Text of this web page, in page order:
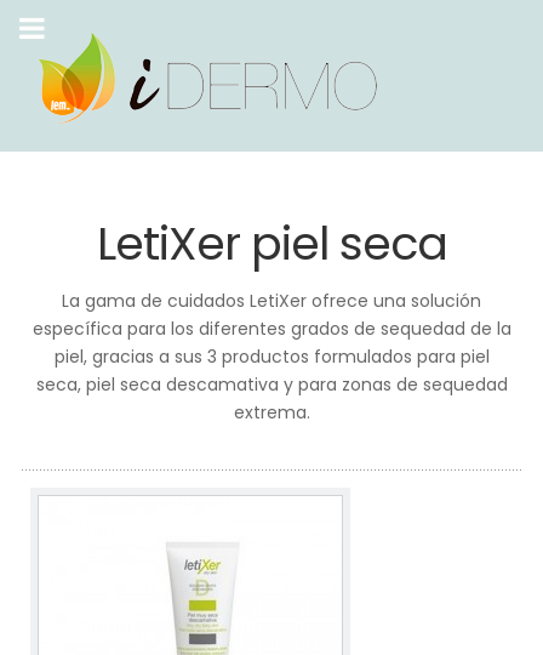
LetiXer piel seca
La gama de cuidados LetiXer ofrece una solución
específica para los diferentes grados de sequedad de la
piel, gracias a sus 3 productos formulados para piel
seca, piel seca descamativa y para zonas de sequedad
extrema.